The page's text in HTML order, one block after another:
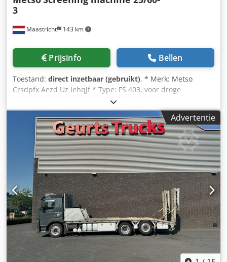
Maastricht 143 km
3
Prijsinfo Bellen
Toestand: direct inzetbaar (gebruikt), * Merk: Metso
Crsdpfx Aezd Uz Iehqjf * Type: FS 403, voor droge
zeefwerking * Zeefoppervlak: 6000 x 2500 mm – 3 dekken.
* Inclusief: 55 kW E-motor en uitloopgoot. * Op voorraad: 1
Advertentie